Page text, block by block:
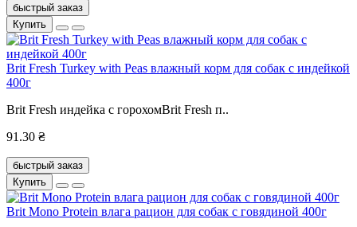
быстрый заказ
Купить
Brit Fresh Turkey with Peas влажный корм для собак с индейкой
400г
Brit Fresh индейка с горохомBrit Fresh п..
91.30 ₴
быстрый заказ
Купить
Brit Mono Protein влага рацион для собак с говядиной 400г